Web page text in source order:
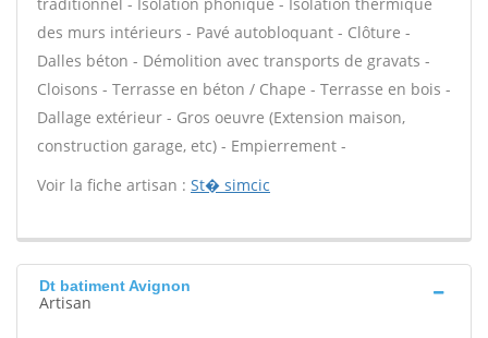
des murs intérieurs - Pavé autobloquant - Clôture -
Dalles béton - Démolition avec transports de gravats -
Cloisons - Terrasse en béton / Chape - Terrasse en bois -
Dallage extérieur - Gros oeuvre (Extension maison,
construction garage, etc) - Empierrement -
Voir la fiche artisan : St� simcic
Dt batiment Avignon
Artisan